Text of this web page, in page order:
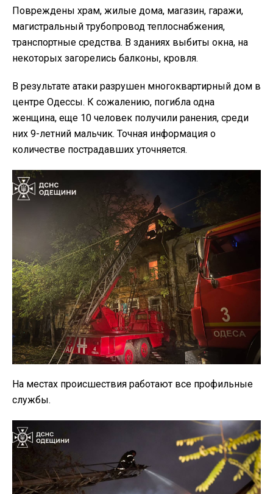
Повреждены храм, жилые дома, магазин, гаражи,
магистральный трубопровод теплоснабжения,
транспортные средства. В зданиях выбиты окна, на
некоторых загорелись балконы, кровля.
В результате атаки разрушен многоквартирный дом в
центре Одессы. К сожалению, погибла одна
женщина, еще 10 человек получили ранения, среди
них 9-летний мальчик. Точная информация о
количестве пострадавших уточняется.
На местах происшествия работают все профильные
службы.